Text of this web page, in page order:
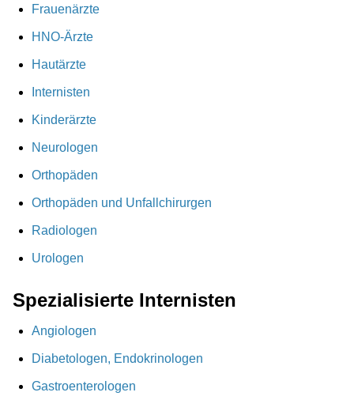
Frauenärzte
HNO-Ärzte
Hautärzte
Internisten
Kinderärzte
Neurologen
Orthopäden
Orthopäden und Unfallchirurgen
Radiologen
Urologen
Spezialisierte Internisten
Angiologen
Diabetologen, Endokrinologen
Gastroenterologen